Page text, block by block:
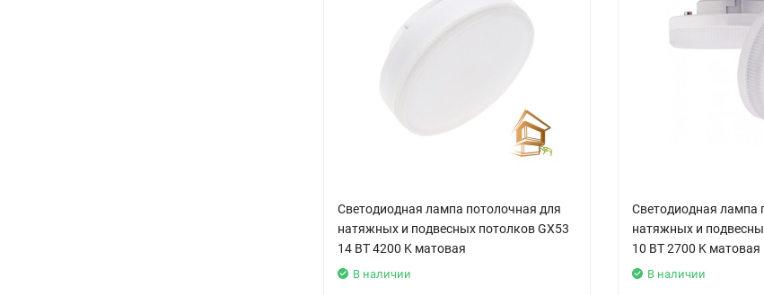
Светодиодная лампа потолочная для
натяжных и подвесных потолков GX53
14 ВТ 4200 K матовая
В наличии
Светодиодная лампа
натяжных и
10 ВТ 2700 K матовая
В наличии